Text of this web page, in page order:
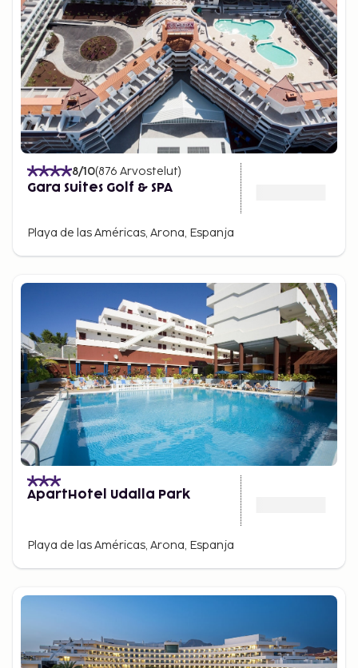
8/10(876 Arvostelut)
Gara Suites Golf & SPA
Playa de las Américas, Arona, Espanja
ApartHotel Udalla Park
Playa de las Américas, Arona, Espanja